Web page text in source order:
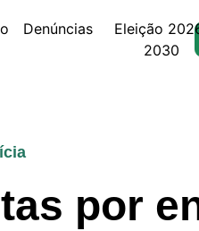
Denúncias
Eleição
2030
por